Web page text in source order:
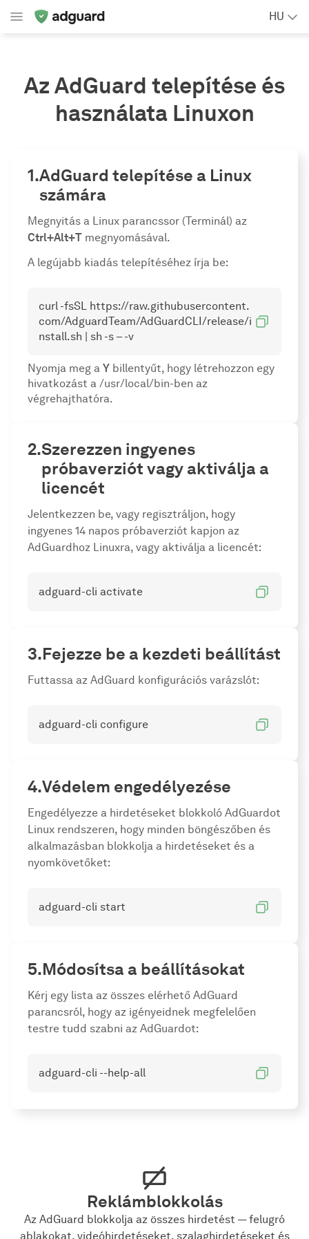
HU
Az AdGuard telepítése és
használata Linuxon
AdGuard telepítése a Linux
számára
Megnyitás a Linux parancssor (Terminál) az
Ctrl+Alt+T megnyomásával.
A legújabb kiadás telepítéséhez írja be:
curl -fsSL https://raw.githubusercontent.
com/AdguardTeam/AdGuardCLI/release/i
nstall.sh | sh -s – -v
Nyomja meg a Y billentyűt, hogy létrehozzon egy
hivatkozást a /usr/local/bin-ben az
végrehajthatóra.
Szerezzen ingyenes
próbaverziót vagy aktiválja a
licencét
Jelentkezzen be, vagy regisztráljon, hogy
ingyenes 14 napos próbaverziót kapjon az
AdGuardhoz Linuxra, vagy aktiválja a licencét:
adguard-cli activate
Fejezze be a kezdeti beállítást
Futtassa az AdGuard konfigurációs varázslót:
adguard-cli configure
Védelem engedélyezése
Engedélyezze a hirdetéseket blokkoló AdGuardot
Linux rendszeren, hogy minden böngészőben és
alkalmazásban blokkolja a hirdetéseket és a
nyomkövetőket:
adguard-cli start
Módosítsa a beállításokat
Kérj egy lista az összes elérhető AdGuard
parancsról, hogy az igényeidnek megfelelően
testre tudd szabni az AdGuardot:
adguard-cli --help-all
Reklámblokkolás
Az AdGuard blokkolja az összes hirdetést — felugró
ablakokat, videóhirdetéseket, szalaghirdetéseket és